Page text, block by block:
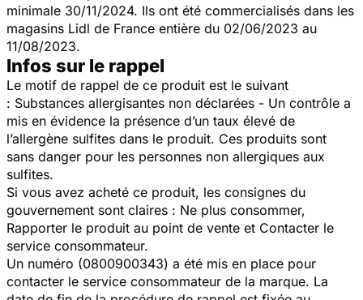
minimale 30/11/2024. Ils ont été commercialisés dans les
magasins Lidl de France entière du 02/06/2023 au
11/08/2023.
Infos sur le rappel
Le motif de rappel de ce produit est le suivant
: Substances allergisantes non déclarées - Un contrôle a
mis en évidence la présence d’un taux élevé de
l’allergène sulfites dans le produit. Ces produits sont
sans danger pour les personnes non allergiques aux
sulfites.
Si vous avez acheté ce produit, les consignes du
gouvernement sont claires : Ne plus consommer,
Rapporter le produit au point de vente et Contacter le
service consommateur.
Un numéro (0800900343) a été mis en place pour
contacter le service consommateur de la marque. La